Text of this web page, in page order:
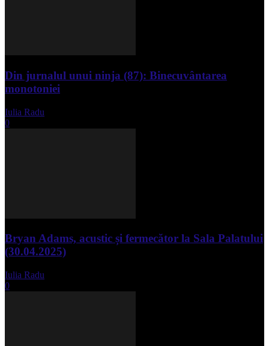
Din jurnalul unui ninja (87): Binecuvântarea
monotoniei
Iulia Radu
0
Bryan Adams, acustic și fermecător la Sala Palatului
(30.04.2025)
Iulia Radu
0